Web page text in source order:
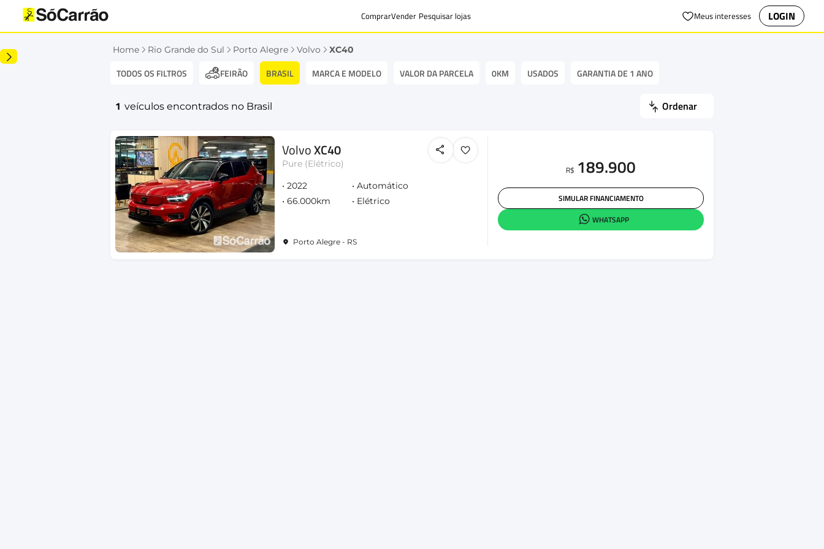
ComprarVender Pesquisar lojas Meus interesses LOGIN
Home Rio Grande do Sul Porto Alegre Volvo XC40
TODOS OS FILTROS FEIRÃO BRASIL MARCA E MODELO VALOR DA PARCELA 0KM USADOS GARANTIA DE 1 ANO
1 veículos encontrados no Brasil Ordenar
VolvoXC40
Pure (Elétrico)
2022
Automático
66.000km
Elétrico
Porto Alegre - RS
R$ 189.900
SIMULAR FINANCIAMENTO
WHATSAPP